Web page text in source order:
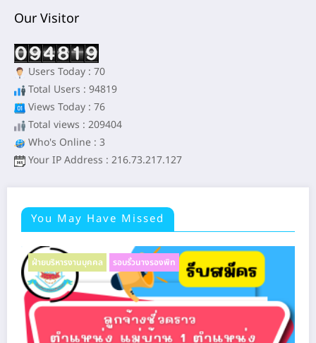
Our Visitor
Users Today : 70
Total Users : 94819
Views Today : 76
Total views : 209404
Who's Online : 3
Your IP Address : 216.73.217.127
You May Have Missed
ฝ่ายบริหารงานบุคคล รอบรั้วนางรองพิท